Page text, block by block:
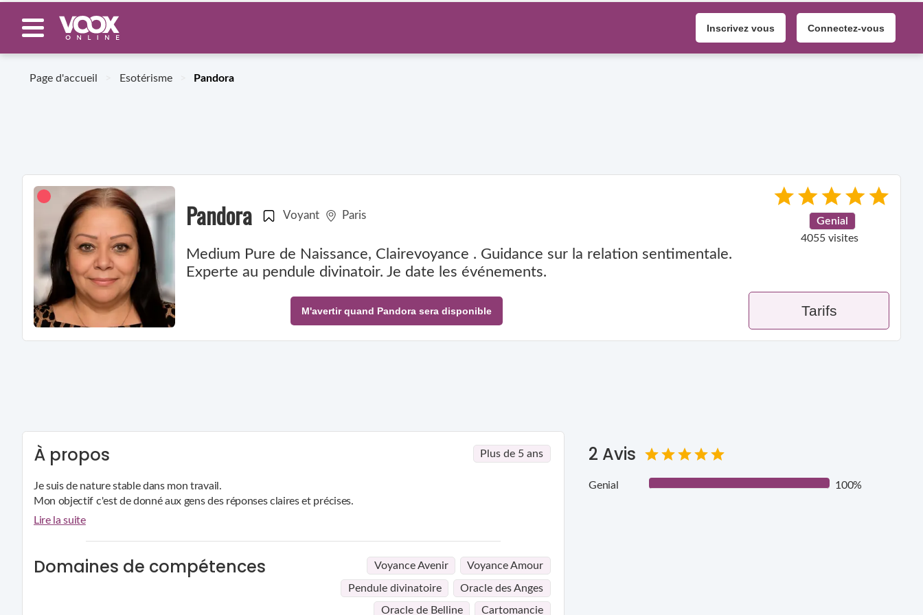
Inscrivez vous Connectez-vous
Page d'accueil Esotérisme Pandora
Pandora Voyant Paris
Genial
4055 visites
Medium Pure de Naissance, Clairevoyance . Guidance sur la relation sentimentale.
Experte au pendule divinatoir. Je date les événements.
M'avertir quand Pandora sera disponible Tarifs
À propos Plus de 5 ans
Je suis de nature stable dans mon travail.
Mon objectif c'est de donné aux gens des réponses claires et précises.
Je suis entierement transparente ,je ne fais pas dans la complaisance
Lire la suite
Domaines de compétences Voyance Avenir Voyance Amour
Pendule divinatoire Oracle des Anges
Oracle de Belline Cartomancie
2 Avis
Genial 100%